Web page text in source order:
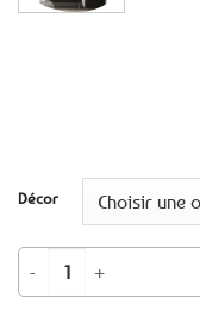
Décor
quantité de Décoration